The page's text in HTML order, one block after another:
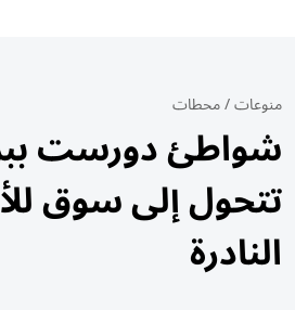
منوعات/محطات
شواطئ دورست
تتحول إلى سوق
النادرة